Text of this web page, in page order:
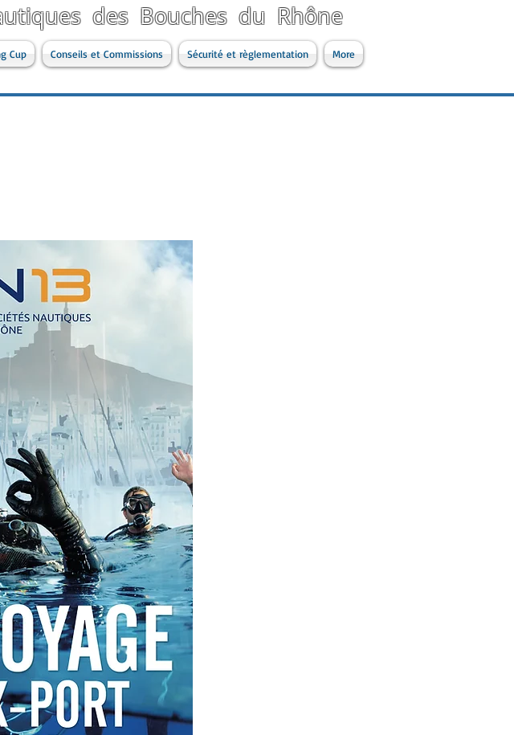
des Bouches du Rhône
Cup Conseils et Commissions Sécurité et règlementation More